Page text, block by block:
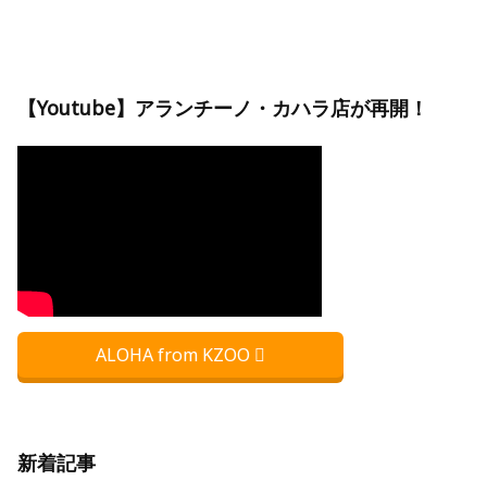
【Youtube】アランチーノ・カハラ店が再開！
ALOHA from KZOO
新着記事